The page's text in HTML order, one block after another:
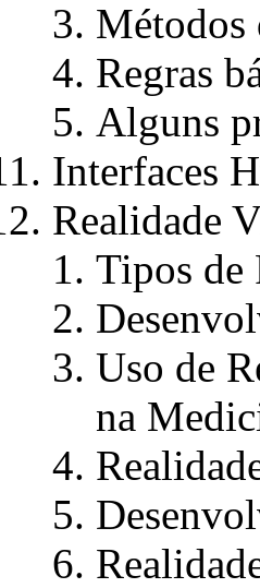
Métodos
Regras
Alguns
Interfaces
Realidade
Tipos de
Uso de
na